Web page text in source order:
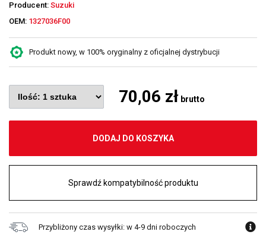
Producent: Suzuki
OEM: 1327036F00
Produkt nowy, w 100% oryginalny z oficjalnej dystrybucji
70,06 zł brutto
DODAJ DO KOSZYKA
Sprawdź kompatybilność produktu
Przybliżony czas wysyłki: w 4-9 dni roboczych